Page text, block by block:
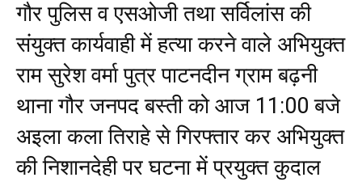
गौर पुलिस व एसओजी तथा सर्विलांस की
संयुक्त कार्यवाही में हत्या करने वाले अभियुक्त
राम सुरेश वर्मा पुत्र पाटनदीन ग्राम बढ़नी
थाना गौर जनपद बस्ती को आज 11:00 बजे
अइला कला तिराहे से गिरफ्तार कर अभियुक्त
की निशानदेही पर घटना में प्रयुक्त कुदाल